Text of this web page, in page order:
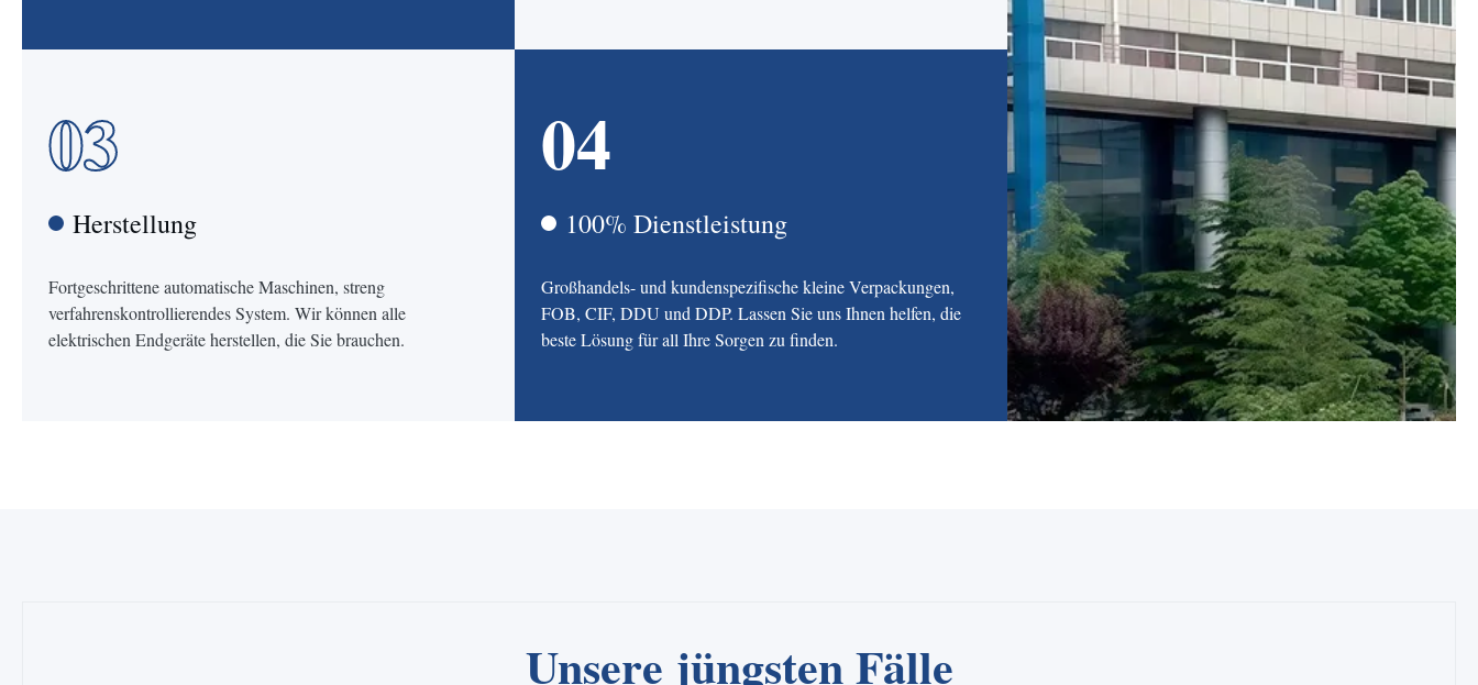
03
Herstellung
Fortgeschrittene automatische Maschinen, streng
verfahrenskontrollierendes System. Wir können alle
elektrischen Endgeräte herstellen, die Sie brauchen.
04
100% Dienstleistung
Großhandels- und kundenspezifische kleine Verpackungen,
FOB, CIF, DDU und DDP. Lassen Sie uns Ihnen helfen, die
beste Lösung für all Ihre Sorgen zu finden.
Unsere jüngsten Fälle